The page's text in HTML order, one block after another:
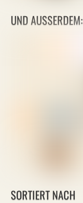
UND AUSSERDEM:
SORTIERT NACH